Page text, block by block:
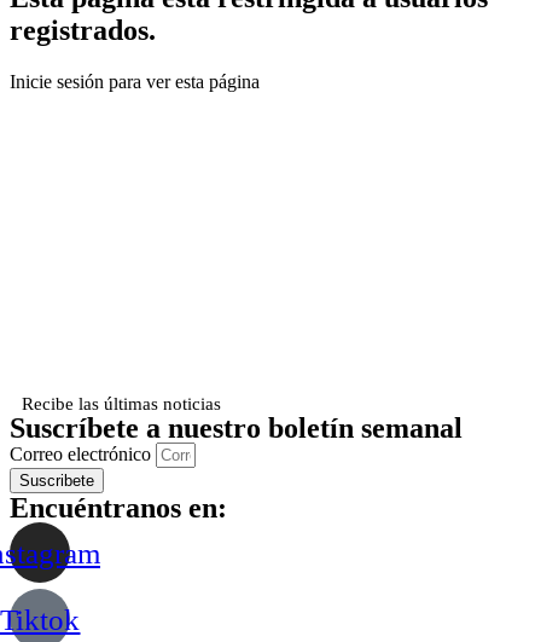
registrados.
Inicie sesión para ver esta página
Recibe las últimas noticias
Suscríbete a nuestro boletín semanal
Correo electrónico
Suscribete
Encuéntranos en:
Tiktok